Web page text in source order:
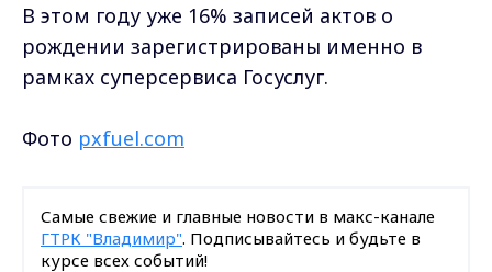
В этом году уже 16% записей актов о
рождении зарегистрированы именно в
рамках суперсервиса Госуслуг.
Фото pxfuel.com
Самые свежие и главные новости в макс-канале
ГТРК "Владимир". Подписывайтесь и будьте в
курсе всех событий!